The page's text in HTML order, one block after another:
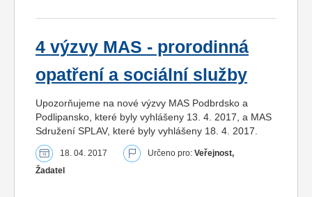
4 výzvy MAS - prorodinná
opatření a sociální služby
Upozorňujeme na nové výzvy MAS Podbrdsko a
Podlipansko, které byly vyhlášeny 13. 4. 2017, a MAS
Sdružení SPLAV, které byly vyhlášeny 18. 4. 2017.
18. 04. 2017 Určeno pro: Veřejnost,
Žadatel